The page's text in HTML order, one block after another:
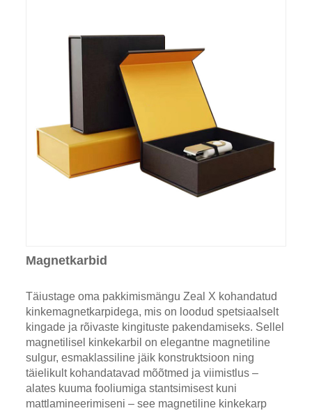
Magnetkarbid
Täiustage oma pakkimismängu Zeal X kohandatud
kinkemagnetkarpidega, mis on loodud spetsiaalselt
kingade ja rõivaste kingituste pakendamiseks. Sellel
magnetilisel kinkekarbil on elegantne magnetiline
sulgur, esmaklassiline jäik konstruktsioon ning
täielikult kohandatavad mõõtmed ja viimistlus –
alates kuuma fooliumiga stantsimisest kuni
mattlamineerimiseni – see magnetiline kinkekarp